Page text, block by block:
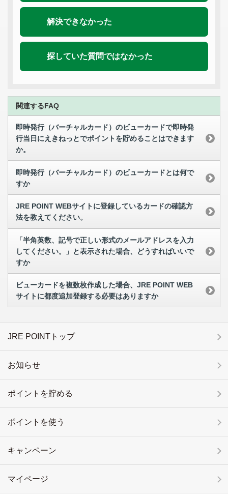
解決できなかった
探していた質問ではなかった
関連するFAQ
即時発行（バーチャルカード）のビューカードで即時発
行当日にえきねっとでポイントを貯めることはできます
か。
即時発行（バーチャルカード）のビューカードとは何で
すか
JRE POINT WEBサイトに登録しているカードの確認方
法を教えてください。
「半角英数、記号で正しい形式のメールアドレスを入力
してください。」と表示された場合、どうすればいいで
すか
ビューカードを複数枚作成した場合、JRE POINT WEB
サイトに都度追加登録する必要はありますか
JRE POINTトップ
お知らせ
ポイントを貯める
ポイントを使う
キャンペーン
マイページ